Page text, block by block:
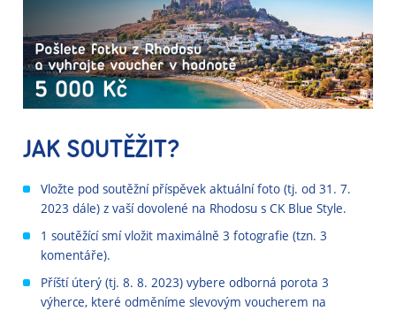
JAK SOUTĚŽIT?
Vložte pod soutěžní příspěvek aktuální foto (tj. od 31. 7.
2023 dále) z vaší dovolené na Rhodosu s CK Blue Style.
1 soutěžící smí vložit maximálně 3 fotografie (tzn. 3
komentáře).
Příští úterý (tj. 8. 8. 2023) vybere odborná porota 3
výherce, které odměníme slevovým voucherem na